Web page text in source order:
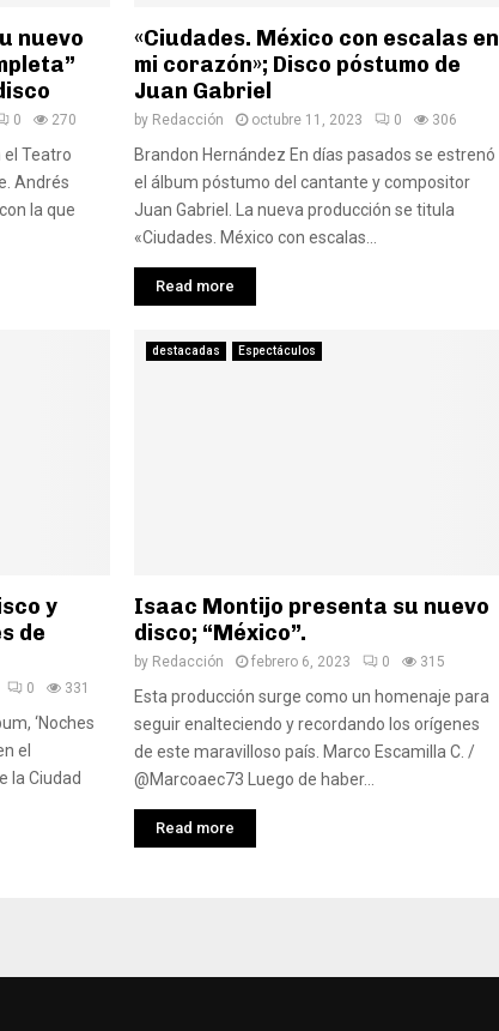
nuevo
0 270
Teatro
Andrés
la que
«Ciudades. México con escalas en
mi corazón»; Disco póstumo de
Juan Gabriel
by Redacción octubre 11, 2023 0 306
Brandon Hernández En días pasados se estrenó
el álbum póstumo del cantante y compositor
Juan Gabriel. La nueva producción se titula
«Ciudades. México con escalas...
Read more
y
de
0 331
‘Noches
el
la Ciudad
destacadas Espectáculos
Isaac Montijo presenta su nuevo
disco; “México”.
by Redacción febrero 6, 2023 0 315
Esta producción surge como un homenaje para
seguir enalteciendo y recordando los orígenes
de este maravilloso país. Marco Escamilla C. /
@Marcoaec73 Luego de haber...
Read more